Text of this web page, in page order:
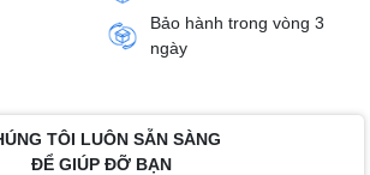
Bảo hành trong vòng 3
ngày
TÔI LUÔN SẴN SÀNG
ĐỂ GIÚP ĐỠ BẠN